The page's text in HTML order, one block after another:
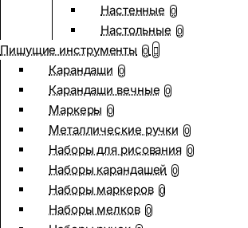
Настенные 0
Настольные 0
Пишущие инструменты 0
Карандаши 0
Карандаши вечные 0
Маркеры 0
Металлические ручки 0
Наборы для рисования 0
Наборы карандашей 0
Наборы маркеров 0
Наборы мелков 0